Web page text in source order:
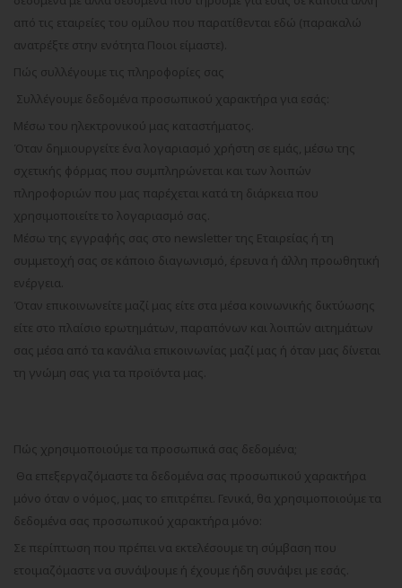
από τις εταιρείες του ομίλου που παρατίθενται εδώ (παρακαλώ
ανατρέξτε στην ενότητα Ποιοι είμαστε).
Πώς συλλέγουμε τις πληροφορίες σας
Συλλέγουμε δεδομένα προσωπικού χαρακτήρα για εσάς:
Μέσω του ηλεκτρονικού μας καταστήματος.
Όταν δημιουργείτε ένα λογαριασμό χρήστη σε εμάς, μέσω της
σχετικής φόρμας που συμπληρώνεται και των λοιπών
πληροφοριών που μας παρέχεται κατά τη διάρκεια που
χρησιμοποιείτε το λογαριασμό σας.
Μέσω της εγγραφής σας στο newsletter της Εταιρείας ή τη
συμμετοχή σας σε κάποιο διαγωνισμό, έρευνα ή άλλη προωθητική
ενέργεια.
Όταν επικοινωνείτε μαζί μας είτε στα μέσα κοινωνικής δικτύωσης
είτε στο πλαίσιο ερωτημάτων, παραπόνων και λοιπών αιτημάτων
σας μέσα από τα κανάλια επικοινωνίας μαζί μας ή όταν μας δίνεται
τη γνώμη σας για τα προϊόντα μας.
Πώς χρησιμοποιούμε τα προσωπικά σας δεδομένα;
Θα επεξεργαζόμαστε τα δεδομένα σας προσωπικού χαρακτήρα
μόνο όταν ο νόμος, μας το επιτρέπει. Γενικά, θα χρησιμοποιούμε τα
δεδομένα σας προσωπικού χαρακτήρα μόνο:
Σε περίπτωση που πρέπει να εκτελέσουμε τη σύμβαση που
ετοιμαζόμαστε να συνάψουμε ή έχουμε ήδη συνάψει με εσάς.